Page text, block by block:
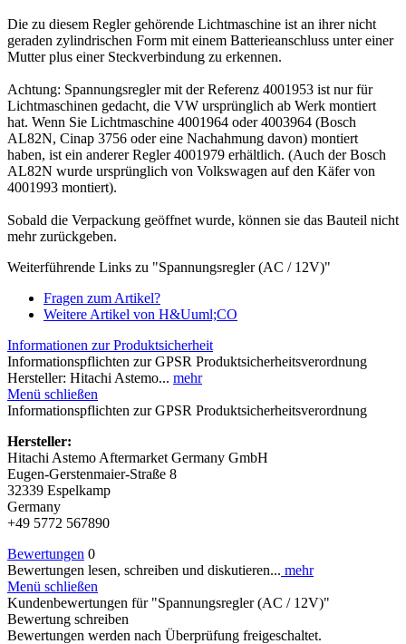
Die zu diesem Regler gehörende Lichtmaschine ist an ihrer nicht
geraden zylindrischen Form mit einem Batterieanschluss unter einer
Mutter plus einer Steckverbindung zu erkennen.
Achtung: Spannungsregler mit der Referenz 4001953 ist nur für
Lichtmaschinen gedacht, die VW ursprünglich ab Werk montiert
hat. Wenn Sie Lichtmaschine 4001964 oder 4003964 (Bosch
AL82N, Cinap 3756 oder eine Nachahmung davon) montiert
haben, ist ein anderer Regler 4001979 erhältlich. (Auch der Bosch
AL82N wurde ursprünglich von Volkswagen auf den Käfer von
4001993 montiert).
Sobald die Verpackung geöffnet wurde, können sie das Bauteil nicht
mehr zurückgeben.
Weiterführende Links zu "Spannungsregler (AC / 12V)"
Fragen zum Artikel?
Weitere Artikel von H&Uuml;CO
Informationen zur Produktsicherheit
Informationspflichten zur GPSR Produktsicherheitsverordnung
Hersteller: Hitachi Astemo... mehr
Menü schließen
Informationspflichten zur GPSR Produktsicherheitsverordnung
Hersteller:
Hitachi Astemo Aftermarket Germany GmbH
Eugen-Gerstenmaier-Straße 8
32339 Espelkamp
Germany
+49 5772 567890
Bewertungen 0
Bewertungen lesen, schreiben und diskutieren... mehr
Menü schließen
Kundenbewertungen für "Spannungsregler (AC / 12V)"
Bewertung schreiben
Bewertungen werden nach Überprüfung freigeschaltet.